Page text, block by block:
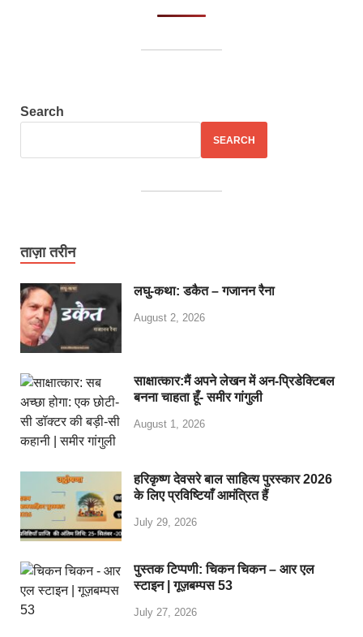
Search
SEARCH
ताज़ा तरीन
लघु-कथा: डकैत – गजानन रैना
August 2, 2026
साक्षात्कार:मैं अपने लेखन में अन-प्रिडेक्टिबल
बनना चाहता हूँ- समीर गांगुली
August 1, 2026
हरिकृष्ण देवसरे बाल साहित्य पुरस्कार 2026
के लिए प्रविष्टियाँ आमंत्रित हैं
July 29, 2026
पुस्तक टिप्पणी: चिकन चिकन – आर एल
स्टाइन | गूज़बम्पस 53
July 27, 2026